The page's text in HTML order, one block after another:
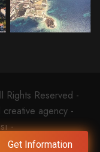
Rights Reserved -
agency -
-
Get Information